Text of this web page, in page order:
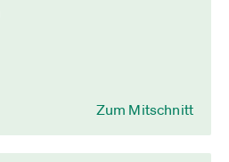
Zum Mitschnitt